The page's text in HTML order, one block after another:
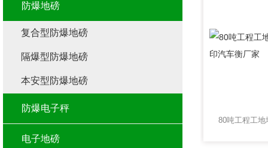
防爆地磅
复合型防爆地磅
隔爆型防爆地磅
本安型防爆地磅
防爆电子秤
电子地磅